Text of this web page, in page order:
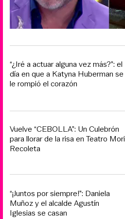
“¿Iré a actuar alguna vez más?”: el
día en que a Katyna Huberman se
le rompió el corazón
Vuelve “CEBOLLA”: Un Culebrón
para llorar de la risa en Teatro Mori
Recoleta
“¡Juntos por siempre!”: Daniela
Muñoz y el alcalde Agustín
Iglesias se casan